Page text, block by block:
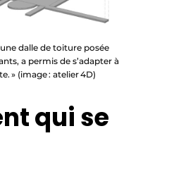
dalle de toiture posée
a permis de s’adapter à
» (image : atelier 4D)
qui se